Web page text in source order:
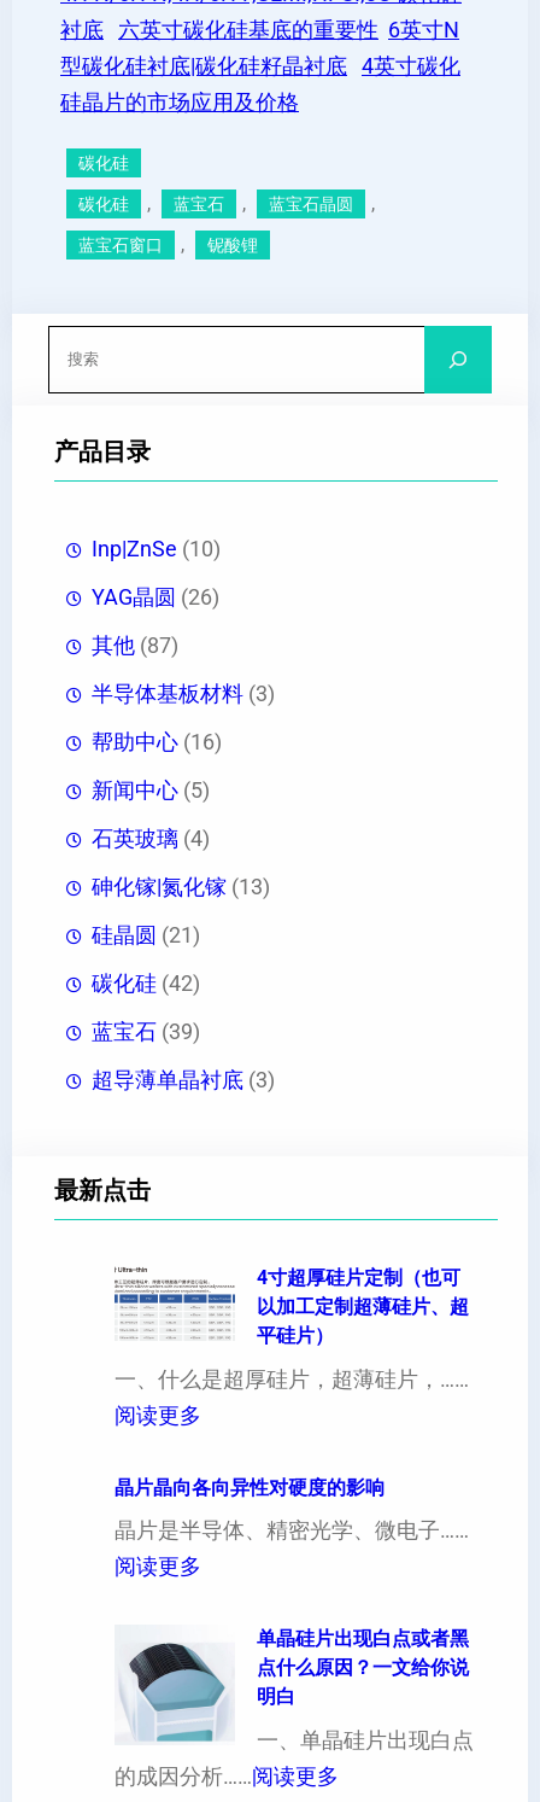
衬底
六英寸碳化硅基底的重要性 6英寸N
型碳化硅衬底|碳化硅籽晶衬底 4英寸碳化
硅晶片的市场应用及价格
碳化硅
碳化硅 , 蓝宝石 , 蓝宝石晶圆 ,
蓝宝石窗口 , 铌酸锂
产品目录
Inp|ZnSe (10)
YAG晶圆 (26)
其他 (87)
半导体基板材料 (3)
帮助中心 (16)
新闻中心 (5)
石英玻璃 (4)
砷化镓|氮化镓 (13)
硅晶圆 (21)
碳化硅 (42)
蓝宝石 (39)
超导薄单晶衬底 (3)
最新点击
4寸超厚硅片定制（也可
以加工定制超薄硅片、超
平硅片）
一、什么是超厚硅片，超薄硅片，……
阅读更多
寸
超
定
制
（
也
晶片晶向各向异性对硬度的影响
晶片是半导体、精密光学、微电子……
阅读更多
晶
向
各
向
单晶硅片出现白点或者黑
点什么原因？一文给你说
明白
一、单晶硅片出现白点
的成因分析……阅读更多